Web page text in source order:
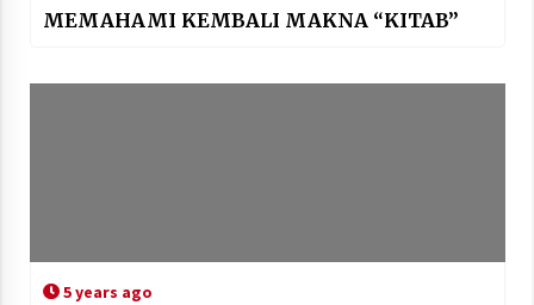
MEMAHAMI KEMBALI MAKNA “KITAB”
5 years ago